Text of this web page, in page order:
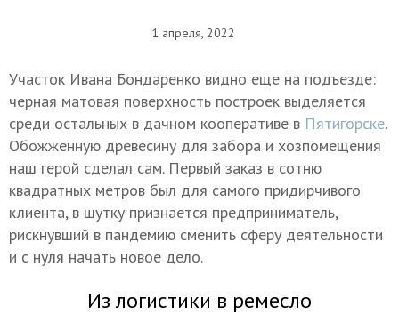
1 апреля, 2022
Участок Ивана Бондаренко видно еще на подъезде:
черная матовая поверхность построек выделяется
среди остальных в дачном кооперативе в Пятигорске.
Обожженную древесину для забора и хозпомещения
наш герой сделал сам. Первый заказ в сотню
квадратных метров был для самого придирчивого
клиента, в шутку признается предприниматель,
рискнувший в пандемию сменить сферу деятельности
и с нуля начать новое дело.
Из логистики в ремесло